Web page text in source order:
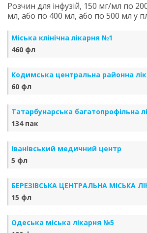
Розчин для інфузій, 150 мг/мл по
мл, або по 400 мл, або по 500 мл у
Міська клінічна лікарня №1
460 фл
Кодимська центральна районна
60 фл
Татарбунарська багатопрофільна
134 пак
Іванівський медичний центр
5 фл
БЕРЕЗІВСЬКА ЦЕНТРАЛЬНА МІСЬКА
15 фл
Одеська міська лікарня №5